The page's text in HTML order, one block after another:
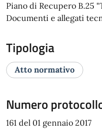
Piano di Recupero B.25
Documenti e allegati
Tipologia
Atto normativo
Numero
161 del 01 gennaio 2017